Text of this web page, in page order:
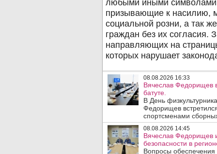
08.08.2026 16:33
Вячеслав Федорищев
батуте.
В День
Федорищев
спортсменами
08.08.2026 14:45
Вячеслав Федорищев
безопасности в
Вопросы обеспечения